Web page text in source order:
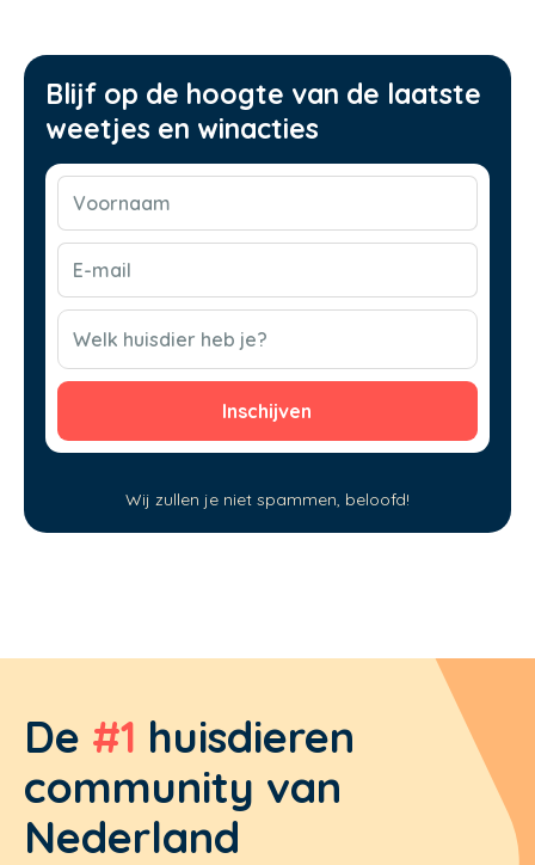
Blijf op de hoogte van de laatste
weetjes en winacties
Voornaam
E-
mail
(Vereist)
CAPTCHA
Welk huisdier heb je?
Wij zullen je niet spammen, beloofd!
De #1 huisdieren
community van
Nederland